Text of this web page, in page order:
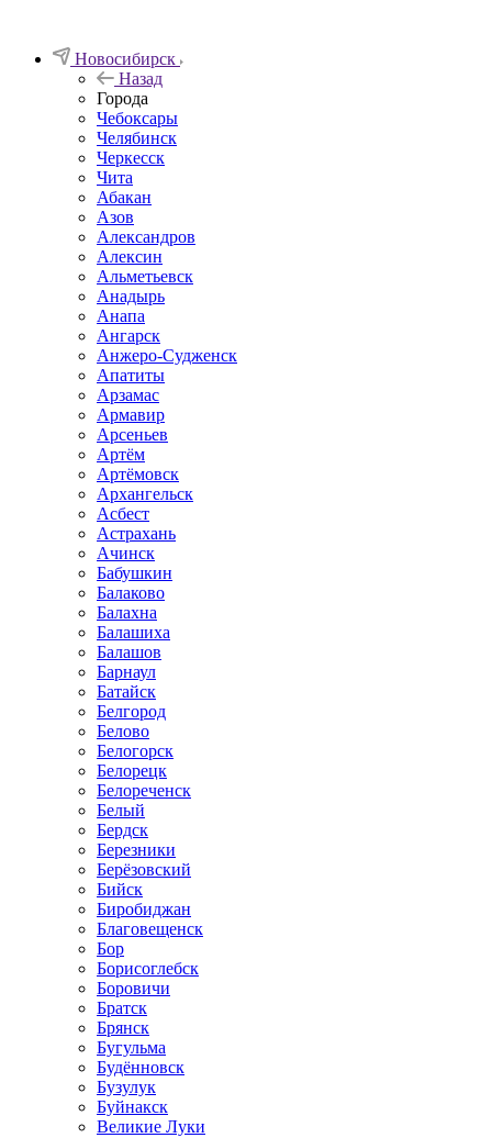
Новосибирск
Назад
Города
Чебоксары
Челябинск
Черкесск
Чита
Абакан
Азов
Александров
Алексин
Альметьевск
Анадырь
Анапа
Ангарск
Анжеро-Судженск
Апатиты
Арзамас
Армавир
Арсеньев
Артём
Артёмовск
Архангельск
Асбест
Астрахань
Ачинск
Бабушкин
Балаково
Балахна
Балашиха
Балашов
Барнаул
Батайск
Белгород
Белово
Белогорск
Белорецк
Белореченск
Белый
Бердск
Березники
Берёзовский
Бийск
Биробиджан
Благовещенск
Бор
Борисоглебск
Боровичи
Братск
Брянск
Бугульма
Будённовск
Бузулук
Буйнакск
Великие Луки